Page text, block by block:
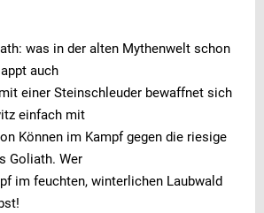
was in der alten Mythenwelt schon
auch
einer Steinschleuder bewaffnet sich
einfach mit
Können im Kampf gegen die riesige
Goliath. Wer
im feuchten, winterlichen Laubwald